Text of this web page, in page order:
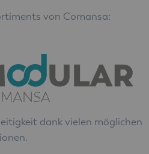
von Comansa:
dank vielen möglichen